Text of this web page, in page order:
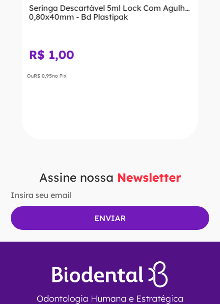
Seringa Descartável 5ml Lock Com Agulha
0,80x40mm - Bd Plastipak
R$ 1,00
OuR$ 0,95no Pix
Assine nossa Newsletter